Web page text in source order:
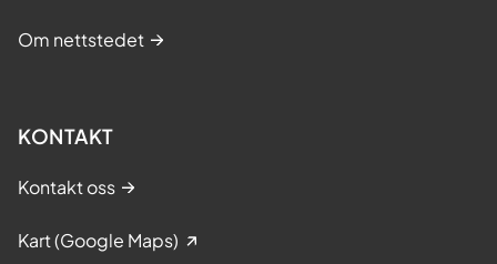
Om nettstedet
KONTAKT
Kontakt oss
Kart (Google Maps)